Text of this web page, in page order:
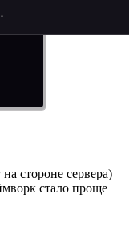
стороне сервера)
стало проще